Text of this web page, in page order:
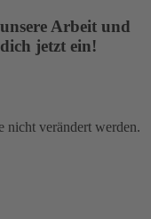
Arbeit und
jetzt ein!
nicht verändert werden.